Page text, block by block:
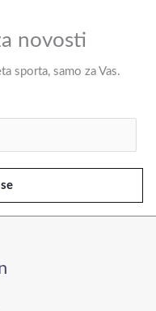
novosti
sporta, samo za Vas.